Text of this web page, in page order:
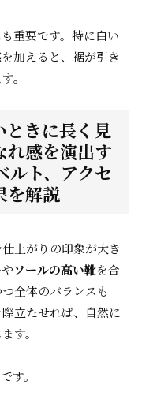
も重要です。特に白い
加えると、裾が引き
。
ときに長く見
れ感を演出す
ルト、アクセ
を解説
上がりの印象が大き
やソールの高い靴を合
全体のバランスも
立たせれば、自然に
す。
す。